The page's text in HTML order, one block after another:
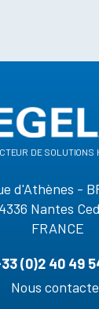
de solutions
d'Athènes -
Nantes
FRANCE
(0)2 40 49
Nous